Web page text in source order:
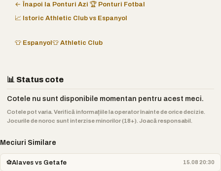
← Înapoi la Ponturi Azi 🏆 Ponturi Fotbal
📈 Istoric Athletic Club vs Espanyol
👕 Espanyol👕 Athletic Club
📊 Status cote
Cotele nu sunt disponibile momentan pentru acest meci.
Cotele pot varia. Verifică informațiile la operator înainte de orice decizie.
Jocurile de noroc sunt interzise minorilor (18+). Joacă responsabil.
Meciuri Similare
⚽Alaves vs Getafe 15.08 20:30